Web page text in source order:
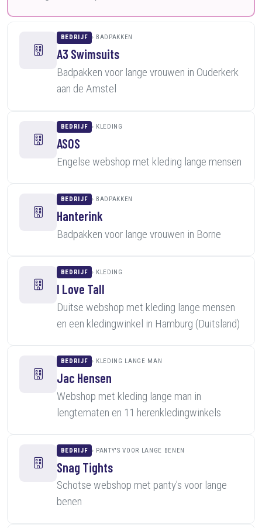
BEDRIJF BADPAKKEN
A3 Swimsuits
Badpakken voor lange vrouwen in Ouderkerk
aan de Amstel
BEDRIJF KLEDING
ASOS
Engelse webshop met kleding lange mensen
BEDRIJF BADPAKKEN
Hanterink
Badpakken voor lange vrouwen in Borne
BEDRIJF KLEDING
I Love Tall
Duitse webshop met kleding lange mensen
en een kledingwinkel in Hamburg (Duitsland)
BEDRIJF KLEDING LANGE MAN
Jac Hensen
Webshop met kleding lange man in
lengtematen en 11 herenkledingwinkels
BEDRIJF PANTY'S VOOR LANGE BENEN
Snag Tights
Schotse webshop met panty's voor lange
benen